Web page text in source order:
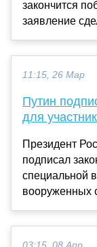
закончится
заявление
11:15, 26 Мар
Путин
для
Президент
подписал
специальной
вооруженных